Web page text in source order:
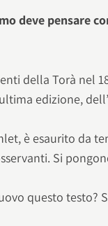
deve pensare
della Torà nel
edizione,
è esaurito da
Si
questo testo?